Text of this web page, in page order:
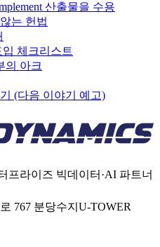
산출물을 수용
는 헌법
체크리스트
의 아크
(다음 이야기 예고)
프라이즈 빅데이터·AI 파트너
767 분당수지U-TOWER